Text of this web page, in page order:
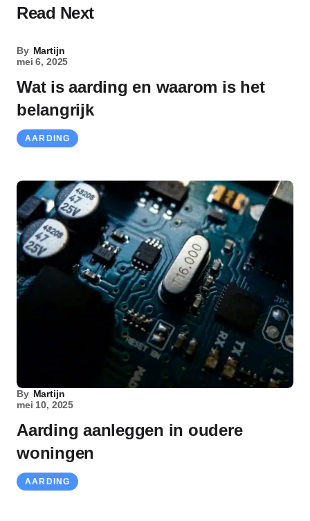
Read Next
By Martijn
mei 6, 2025
Wat is aarding en waarom is het
belangrijk
AARDING
By Martijn
mei 10, 2025
Aarding aanleggen in oudere
woningen
AARDING